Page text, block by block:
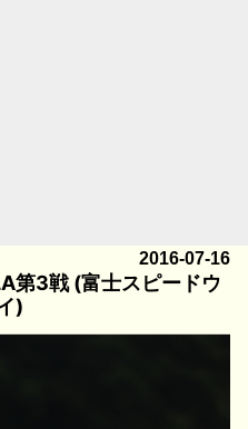
2016-07-16
第3戦 (富士スピードウ
)